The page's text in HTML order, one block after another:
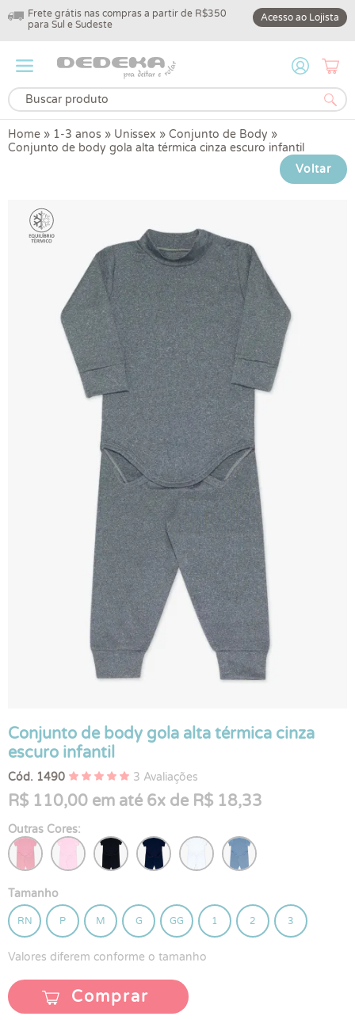
Frete grátis nas compras a partir de R$350
para Sul e Sudeste
10% off na
DEDEKA10
Acesso ao Lojista
Home » 1-3 anos » Unissex » Conjunto de Body »
Conjunto de body gola alta térmica cinza escuro infantil
Voltar
Conjunto de body gola alta térmica cinza
escuro infantil
Cód. 1490 3 Avaliações
R$ 110,00 em até 6x de R$ 18,33
Outras Cores:
Tamanho
RN P M G GG 1 2 3
Valores diferem conforme o tamanho
Comprar